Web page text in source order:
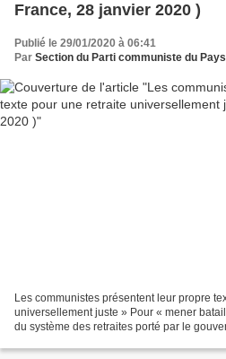
France, 28 janvier 2020 )
Publié le 29/01/2020 à 06:41
Par Section du Parti communiste du
Les communistes présentent leur propre
universellement juste » Pour « mener
du système des retraites porté par le